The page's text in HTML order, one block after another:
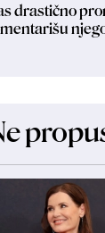
drastično